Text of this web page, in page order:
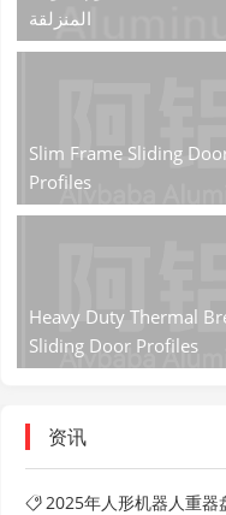
المنزلقة
Slim Frame Sliding
Profiles
Heavy Duty Thermal
Sliding Door Profiles
资讯
2025年人形机器人重器盘点：十款